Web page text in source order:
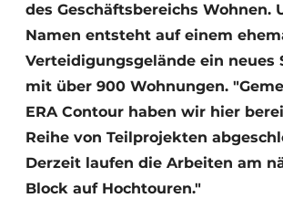
Videos
des Geschäftsbereichs Wohnen.
Namen entsteht auf einem
Verteidigungsgelände ein neues
mit über 900 Wohnungen.
ERA Contour haben wir hier
Reihe von Teilprojekten
Derzeit laufen die Arbeiten am
Block auf Hochtouren."